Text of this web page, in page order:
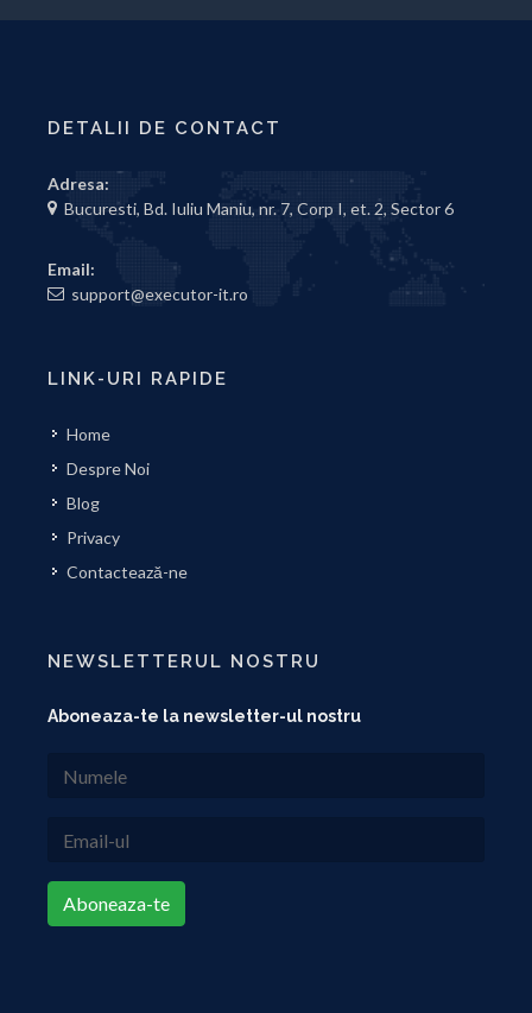
DETALII DE CONTACT
Adresa:
Bucuresti, Bd. Iuliu Maniu, nr. 7, Corp I, et. 2, Sector 6
Email:
support@executor-it.ro
LINK-URI RAPIDE
Home
Despre Noi
Blog
Privacy
Contactează-ne
NEWSLETTERUL NOSTRU
Aboneaza-te la newsletter-ul nostru
Aboneaza-te